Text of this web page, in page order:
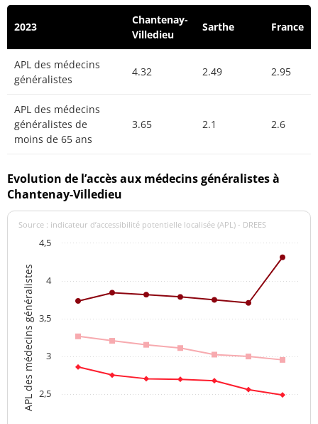
2023
Chantenay-
Villedieu
Sarthe France
APL des médecins
généralistes
4.32 2.49 2.95
APL des médecins
généralistes de
moins de 65 ans
3.65 2.1 2.6
Evolution de l’accès aux médecins généralistes à
Chantenay-Villedieu
APL des médecins généralistes
Source : indicateur d’accessibilité potentielle localisée (APL) - DREES
2,5
3
3,5
4
4,5